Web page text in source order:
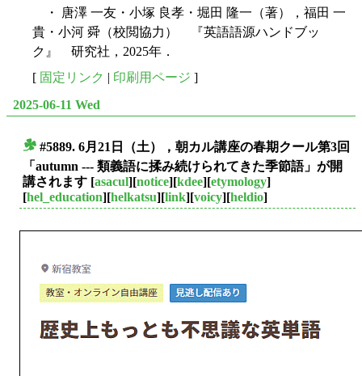
・ 唐澤 一友・小塚 良孝・堀田 隆一（著），福田 一
貴・小河 舜（校閲協力） 『英語語源ハンドブッ
ク』 研究社，2025年．
[ 固定リンク | 印刷用ページ ]
2025-06-11 Wed
#5889. 6月21日（土），朝カル講座の春期クール第3回
「autumn --- 類義語に揉み続けられてきた季節語」が開
講されます [asacul][notice][kdee][etymology]
[hel_education][helkatsu][link][voicy][heldio]